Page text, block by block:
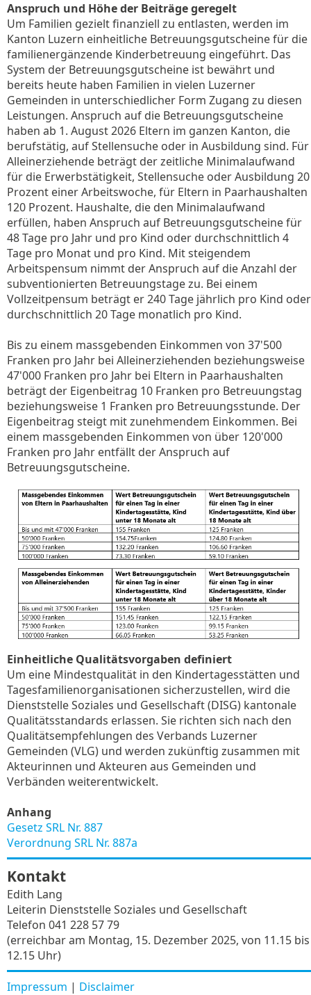
Anspruch und Höhe der Beiträge geregelt
Um Familien gezielt finanziell zu entlasten, werden im
Kanton Luzern einheitliche Betreuungsgutscheine für die
familienergänzende Kinderbetreuung eingeführt. Das
System der Betreuungsgutscheine ist bewährt und
bereits heute haben Familien in vielen Luzerner
Gemeinden in unterschiedlicher Form Zugang zu diesen
Leistungen. Anspruch auf die Betreuungsgutscheine
haben ab 1. August 2026 Eltern im ganzen Kanton, die
berufstätig, auf Stellensuche oder in Ausbildung sind. Für
Alleinerziehende beträgt der zeitliche Minimalaufwand
für die Erwerbstätigkeit, Stellensuche oder Ausbildung 20
Prozent einer Arbeitswoche, für Eltern in Paarhaushalten
120 Prozent. Haushalte, die den Minimalaufwand
erfüllen, haben Anspruch auf Betreuungsgutscheine für
48 Tage pro Jahr und pro Kind oder durchschnittlich 4
Tage pro Monat und pro Kind. Mit steigendem
Arbeitspensum nimmt der Anspruch auf die Anzahl der
subventionierten Betreuungstage zu. Bei einem
Vollzeitpensum beträgt er 240 Tage jährlich pro Kind oder
durchschnittlich 20 Tage monatlich pro Kind.
Bis zu einem massgebenden Einkommen von 37'500
Franken pro Jahr bei Alleinerziehenden beziehungsweise
47'000 Franken pro Jahr bei Eltern in Paarhaushalten
beträgt der Eigenbeitrag 10 Franken pro Betreuungstag
beziehungsweise 1 Franken pro Betreuungsstunde. Der
Eigenbeitrag steigt mit zunehmendem Einkommen. Bei
einem massgebenden Einkommen von über 120'000
Franken pro Jahr entfällt der Anspruch auf
Betreuungsgutscheine.
Einheitliche Qualitätsvorgaben definiert
Um eine Mindestqualität in den Kindertagesstätten und
Tagesfamilienorganisationen sicherzustellen, wird die
Dienststelle Soziales und Gesellschaft (DISG) kantonale
Qualitätsstandards erlassen. Sie richten sich nach den
Qualitätsempfehlungen des Verbands Luzerner
Gemeinden (VLG) und werden zukünftig zusammen mit
Akteurinnen und Akteuren aus Gemeinden und
Verbänden weiterentwickelt.
Anhang
Gesetz SRL Nr. 887
Verordnung SRL Nr. 887a
Kontakt
Edith Lang
Leiterin Dienststelle Soziales und Gesellschaft
Telefon 041 228 57 79
(erreichbar am Montag, 15. Dezember 2025, von 11.15 bis
12.15 Uhr)
Impressum | Disclaimer